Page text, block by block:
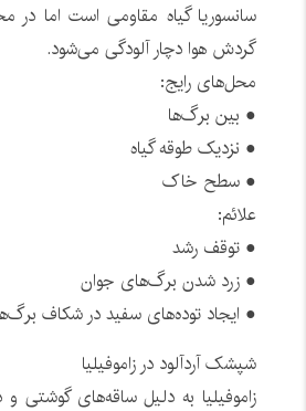
سانسوریا گیاه مقاومی است اما
گردش هوا دچار آلودگی می‌شود.
محل‌های رایج:
● بین برگ‌ها
● نزدیک طوقه گیاه
● سطح خاک
علائم:
● توقف رشد
● زرد شدن برگ‌های جوان
● ایجاد توده‌های سفید در شکاف
شپشک آردآلود در زاموفیلیا
زاموفیلیا به دلیل ساقه‌های گوشتی